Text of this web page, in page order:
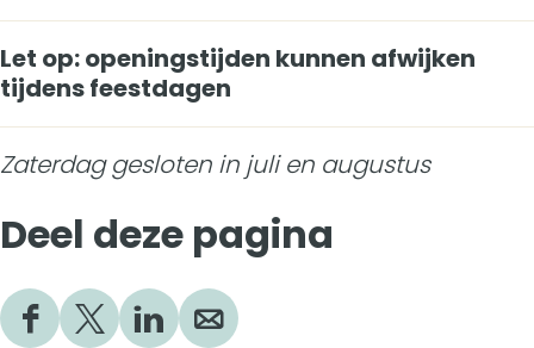
Let op: openingstijden kunnen afwijken
tijdens feestdagen
Zaterdag gesloten in juli en augustus
Deel deze pagina
D
D
D
D